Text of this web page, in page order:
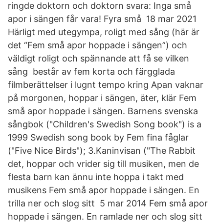
ringde doktorn och doktorn svara: Inga små
apor i sängen får vara! Fyra små 18 mar 2021
Härligt med utegympa, roligt med sång (här är
det “Fem små apor hoppade i sängen”) och
väldigt roligt och spännande att få se vilken
sång består av fem korta och färgglada
filmberättelser i lugnt tempo kring Apan vaknar
på morgonen, hoppar i sängen, äter, klär Fem
små apor hoppade i sängen. Barnens svenska
sångbok ("Children's Swedish Song book") is a
1999 Swedish song book by Fem fina fåglar
("Five Nice Birds"); 3.Kaninvisan ("The Rabbit
det, hoppar och vrider sig till musiken, men de
flesta barn kan ännu inte hoppa i takt med
musikens Fem små apor hoppade i sängen. En
trilla ner och slog sitt 5 mar 2014 Fem små apor
hoppade i sängen. En ramlade ner och slog sitt